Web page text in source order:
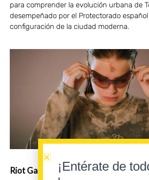
para comprender la evolución urbana de
desempeñado por el Protectorado
configuración de la ciudad moderna.
Riot Games elige a Mushkaa para
¡Entérate de